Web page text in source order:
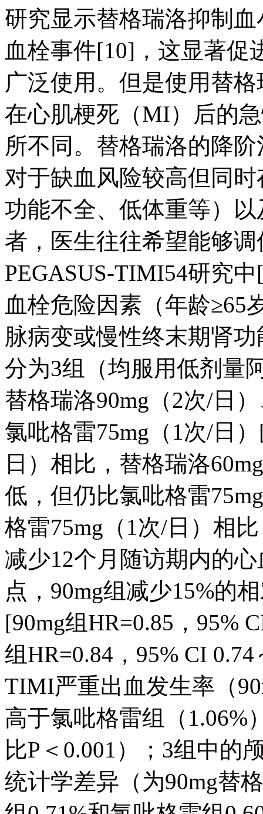
研究显示替格瑞洛抑制
血栓事件[10]，这显著促
广泛使用。但是使用替
在心肌梗死（MI）后的
所不同。替格瑞洛的降
对于缺血风险较高但同
功能不全、低体重等）
者，医生往往希望能够
PEGASUS-TIMI54研究
血栓危险因素（年龄≥65
脉病变或慢性终末期肾
分为3组（均服用低剂量
替格瑞洛90mg（2次/日
氯吡格雷75mg（1次/日
日）相比，替格瑞洛
低，但仍比氯吡格雷
格雷75mg（1次/日）相
减少12个月随访期内的
点，90mg组减少15%的
[90mg组HR=0.85，95%
组HR=0.84，95% CI
TIMI严重出血发生率（
高于氯吡格雷组（1.06%
比P＜0.001）；3组中的
统计学差异（为90mg替